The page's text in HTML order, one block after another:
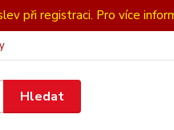
při registraci. Pro více
Hledat